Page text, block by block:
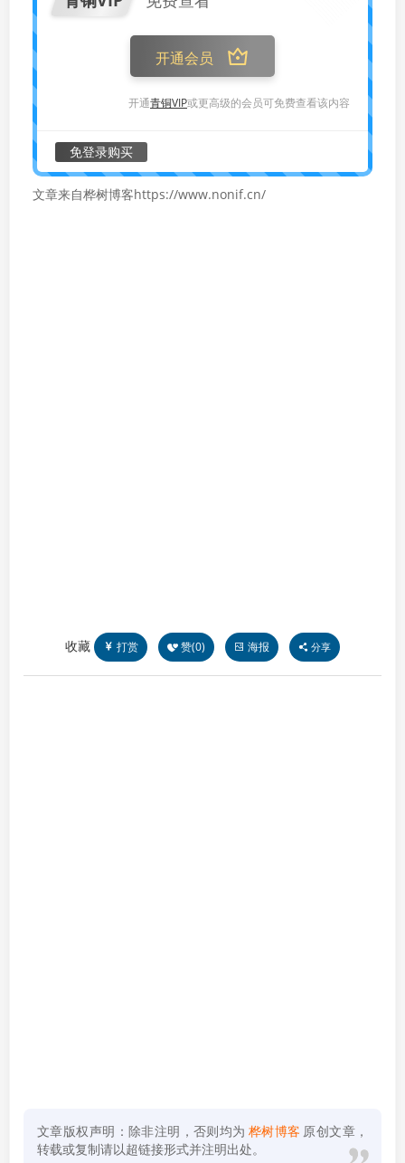
开通会员
开通青铜VIP或更高级的会员可免费查看该内容
免登录购买
文章来自桦树博客https://www.nonif.cn/
收藏 打赏 赞(0) 海报 分享
文章版权声明：除非注明，否则均为 桦树博客 原创文章，
转载或复制请以超链接形式并注明出处。